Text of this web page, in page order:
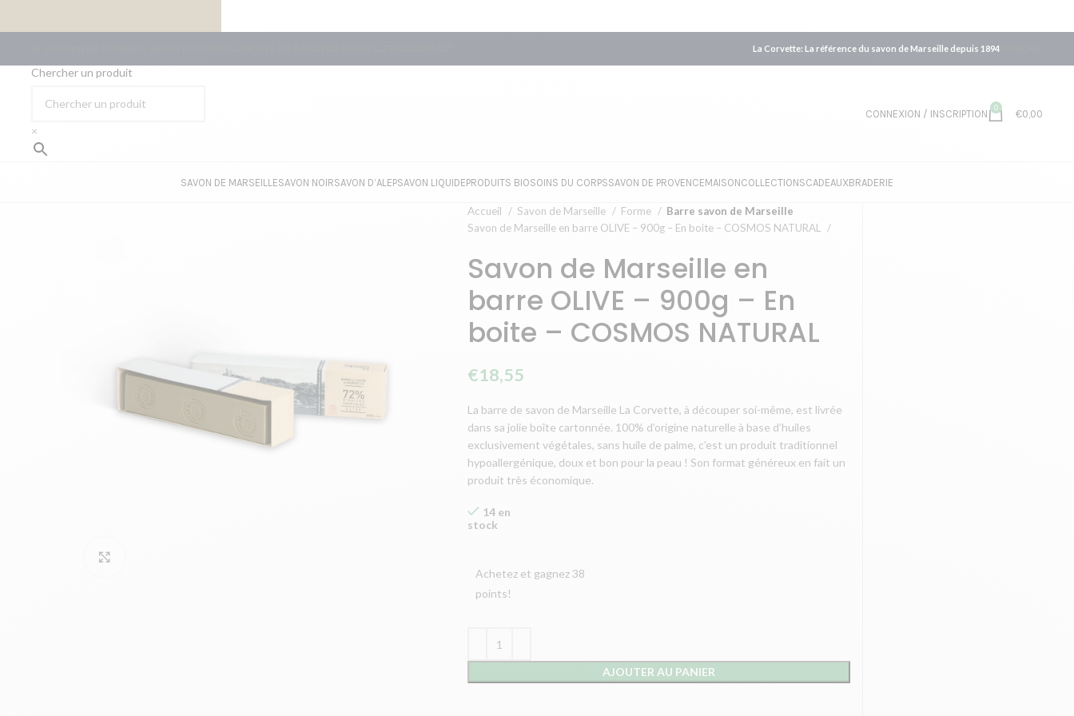
La Corvette: La référence du savon de Marseille depuis 1894
Chercher un produit
×
CONNEXION / INSCRIPTION 0 €0,00
SAVON DE MARSEILLESAVON NOIRSAVON D’ALEPSAVON LIQUIDEPRODUITS BIOSOINS DU CORPSSAVON DE PROVENCEMAISONCOLLECTIONSCADEAUXBRADERIE
Accueil Savon de Marseille Forme
Barre savon de Marseille
Savon de Marseille en barre OLIVE – 900g – En boite – COSMOS NATURAL
Savon de Marseille en
barre OLIVE – 900g – En
boite – COSMOS NATURAL
€18,55
La barre de savon de Marseille La Corvette, à découper soi-même, est livrée
dans sa jolie boîte cartonnée. 100% d’origine naturelle à base d’huiles
exclusivement végétales, sans huile de palme, c’est un produit traditionnel
hypoallergénique, doux et bon pour la peau ! Son format généreux en fait un
produit très économique.
14 en
stock
Achetez et gagnez 38
points!
AJOUTER AU PANIER